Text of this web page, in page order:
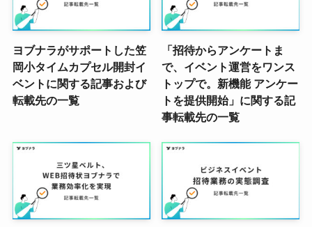
ヨブナラがサポートした笠
岡小タイムカプセル開封イ
ベントに関する記事および
転載先の一覧
「招待からアンケートま
で、イベント運営をワンス
トップで。新機能 アンケー
トを提供開始」に関する記
事転載先の一覧